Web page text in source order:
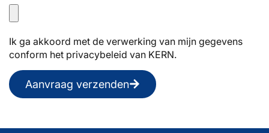
Ik ga akkoord met de verwerking van mijn gegevens
conform het privacybeleid van KERN.
Aanvraag verzenden